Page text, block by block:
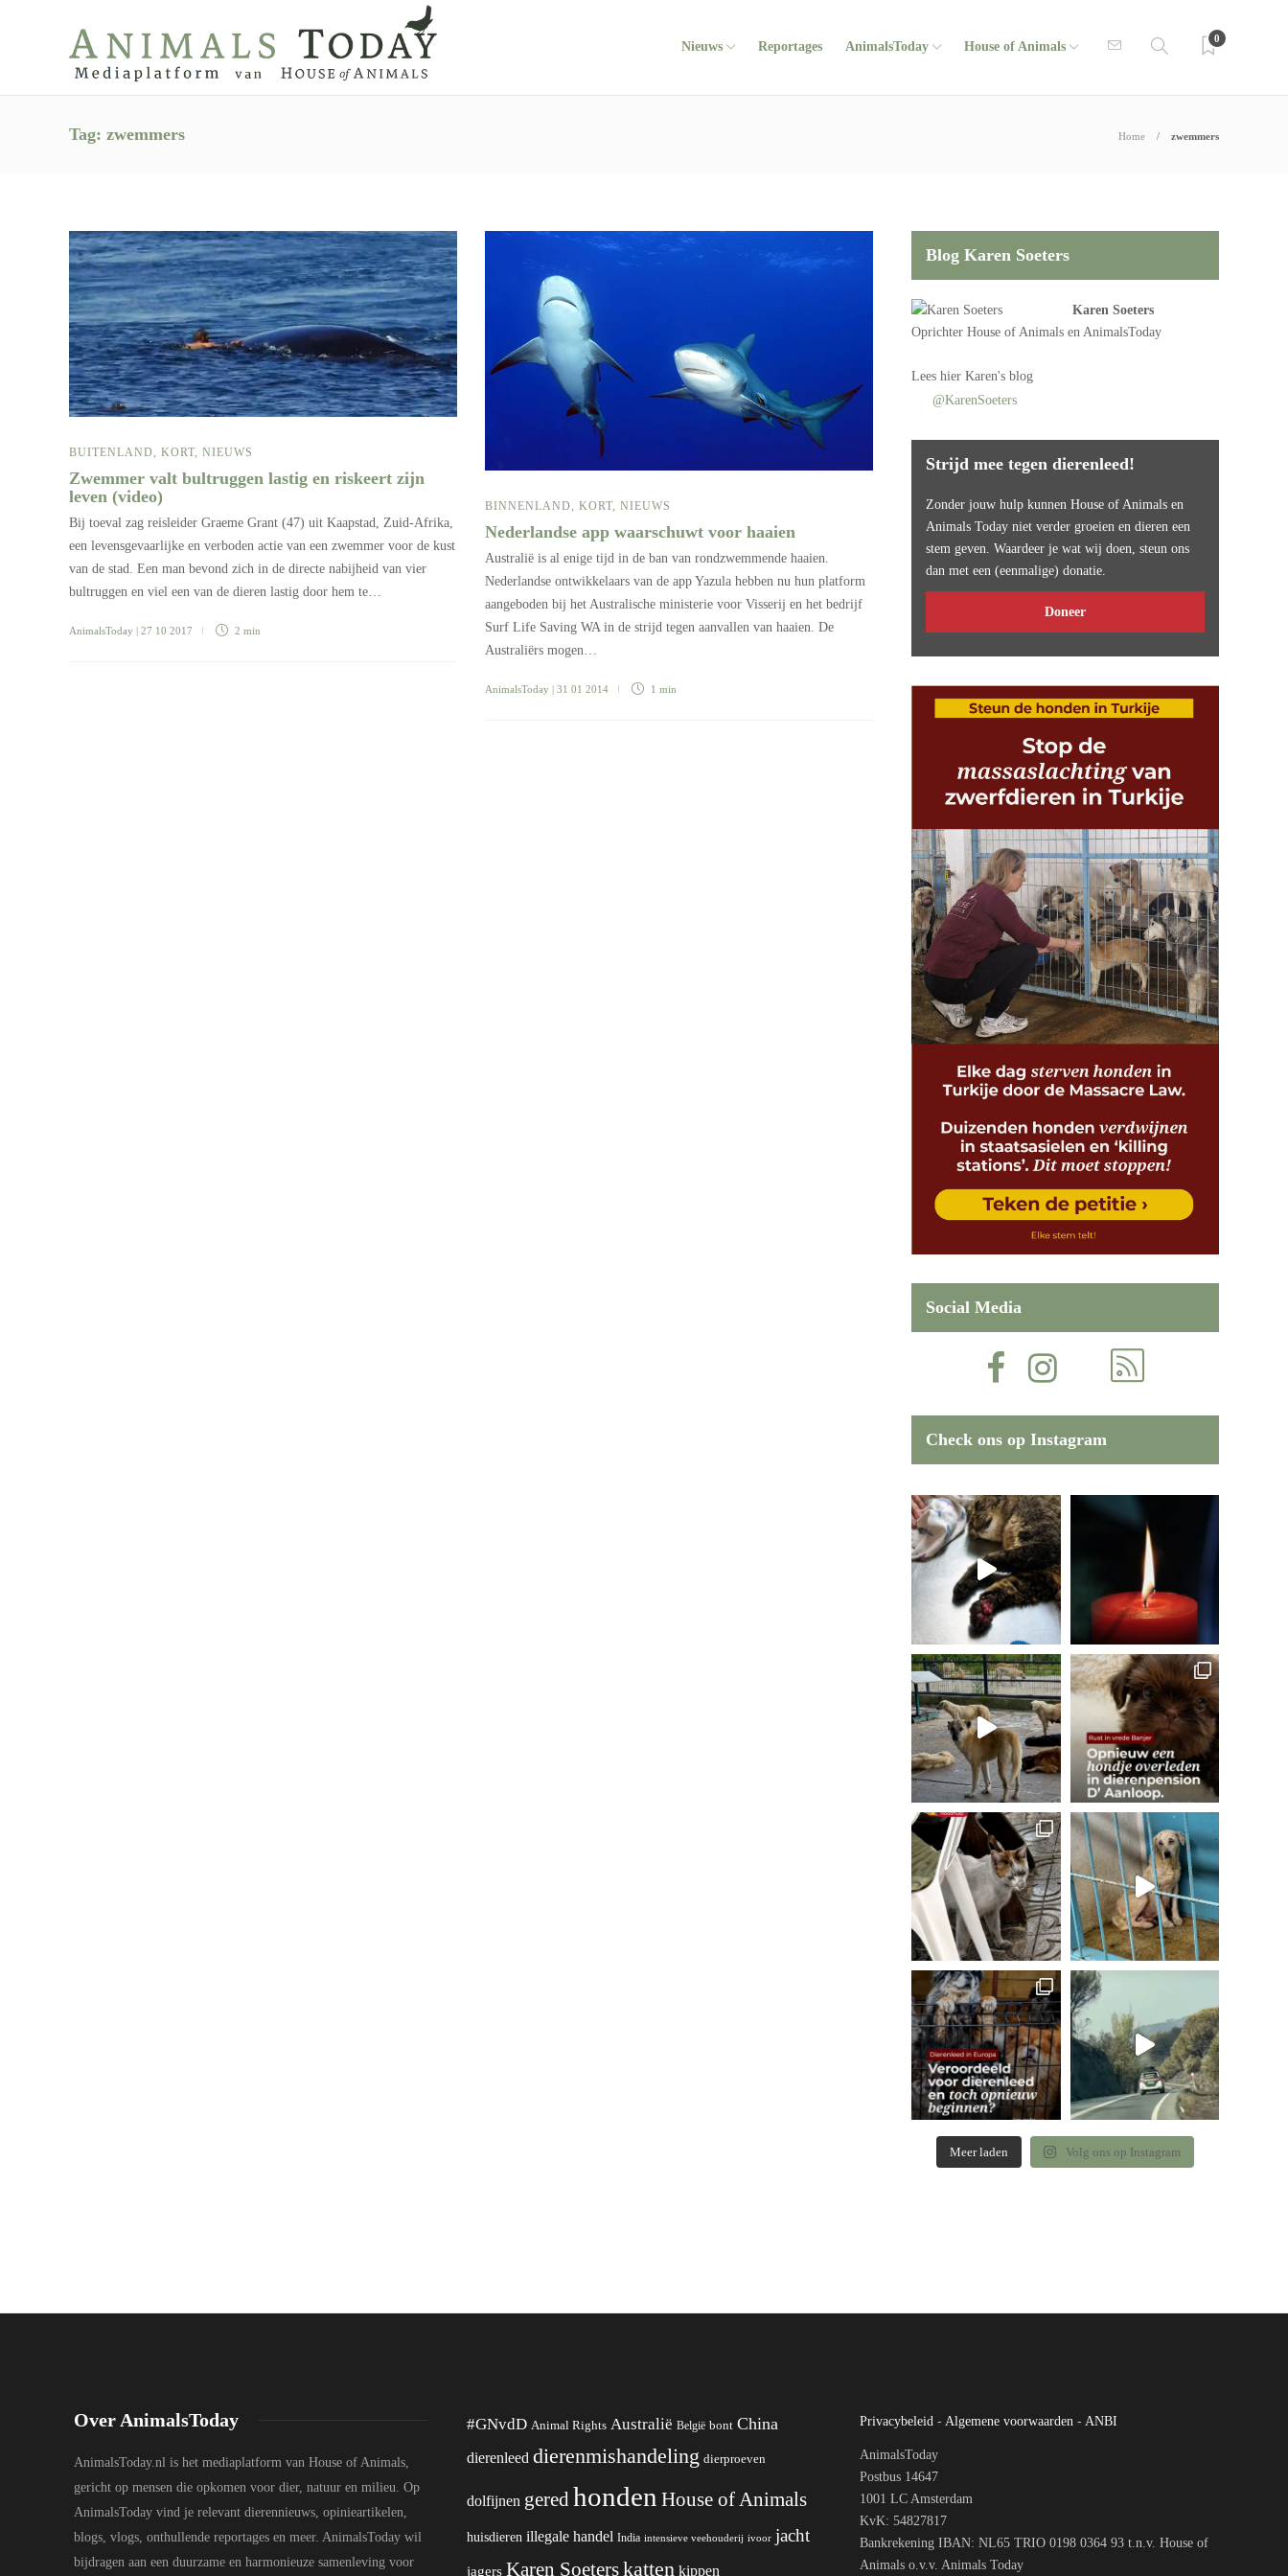
Nieuws Reportages AnimalsToday House of Animals
0
Tag: zwemmers Home zwemmers
BUITENLAND KORT NIEUWS
Zwemmer valt bultruggen lastig en riskeert zijn
leven (video)
Bij toeval zag reisleider Graeme Grant (47) uit Kaapstad, Zuid-Afrika,
een levensgevaarlijke en verboden actie van een zwemmer voor de kust
van de stad. Een man bevond zich in de directe nabijheid van vier
bultruggen en viel een van de dieren lastig door hem te…
AnimalsToday | 27 10 2017 2 min
BINNENLAND, KORT, NIEUWS
Nederlandse app waarschuwt voor haaien
Australië is al enige tijd in de ban van rondzwemmende haaien.
Nederlandse ontwikkelaars van de app Yazula hebben nu hun platform
aangeboden bij het Australische ministerie voor Visserij en het bedrijf
Surf Life Saving WA in de strijd tegen aanvallen van haaien. De
Australiërs mogen…
AnimalsToday | 31 01 2014 1 min
Blog Karen Soeters
Karen Soeters
OprichterHouse of Animals en AnimalsToday
Leeshier Karen's blog
@KarenSoeters
Strijd mee tegen dierenleed!
Zonder jouw hulp kunnen House of Animals en
Animals Today niet verder groeien en dieren een
stem geven. Waardeer je wat wij doen, steun ons
dan met een (eenmalige) donatie.
Doneer
Social Media
Check ons op Instagram
Meer laden Volg ons op Instagram
Over AnimalsToday
AnimalsToday.nl is het mediaplatform van House of Animals,
gericht op mensen die opkomen voor dier, natuur en milieu. Op
AnimalsToday vind je relevant dierennieuws, opinieartikelen,
blogs, vlogs, onthullende reportages en meer. AnimalsToday wil
bijdragen aan een duurzame en harmonieuze samenleving voor
#GNvdD Animal Rights Australië België bont China
dierenleed dierenmishandeling dierproeven
dolfijnen gered honden House of Animals
huisdieren illegale handel India intensieve veehouderij ivoor jacht
jagers Karen Soeterskatten kippen
Privacybeleid - Algemene voorwaarden - ANBI
AnimalsToday
Postbus 14647
1001 LC Amsterdam
KvK: 54827817
Bankrekening IBAN: NL65 TRIO 0198 0364 93 t.n.v. House of
Animals o.v.v. Animals Today